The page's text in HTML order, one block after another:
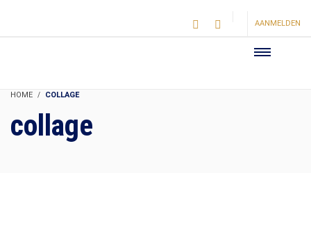
AANMELDEN
HOME COLLAGE
collage